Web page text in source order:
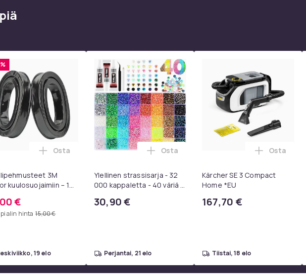
League Cards ostoskoriin
3M
kuulosuojaimiin – 1
€
alin hinta 15,00 €
Lisää Geelipehmusteet 3M Peltor kuulosuojaimiin – 1 pari, musta
Osta
keskiviikko, 19 elo
Ylellinen strassisarja - 32
000 kappaletta - 40 väriä -
strassit - koko 3mm - Liima
30,90 €
Lisää Ylellinen strassisarja - 32 000
Osta
perjantai, 21 elo
Kärcher SE 3 Compact
Home *EU
167,70 €
Lisää
Osta
tiistai, 18 elo